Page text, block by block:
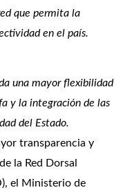
que permita la
en el país.
una mayor flexibilidad
y la integración de las
del Estado.
transparencia y
la Red Dorsal
el Ministerio de